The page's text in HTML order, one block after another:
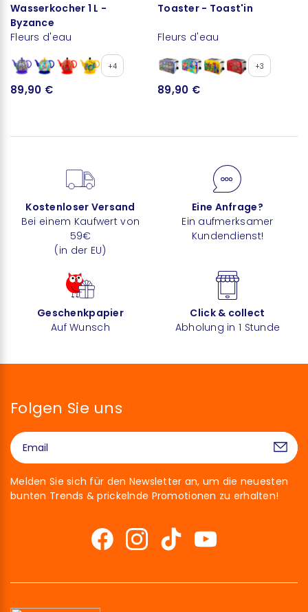
Wasserkocher 1 L -
Byzance
Fleurs d'eau
+4
89,90 €
Toaster - Toast'in
Fleurs d'eau
+3
89,90 €
Kostenloser Versand
Bei einem Kaufwert von
59€
(in der EU)
Eine Anfrage?
Ein aufmerksamer
Kundendienst!
Geschenkpapier
Auf Wunsch
Click & collect
Abholung in 1 Stunde
Folgen Sie uns
Melden Sie sich für den Newsletter an, um die neuesten
bunten Trends & prickelnde Promotionen zu erhalten!